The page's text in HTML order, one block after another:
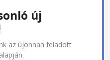
új
az újonnan feladott